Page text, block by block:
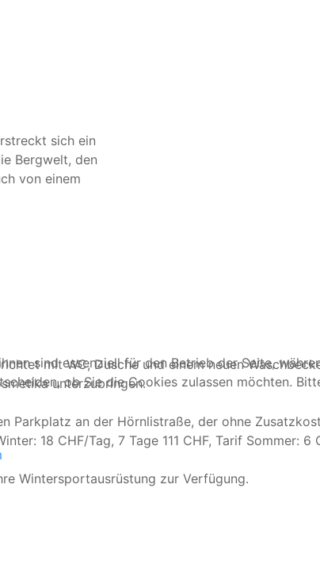
sich ein
Bergwelt, den
von einem
mit WC, Dusche und einem neuen
unterzubringen.
Parkplatz an der Hörnlistraße, der ohne
18 CHF/Tag, 7 Tage 111 CHF, Tarif Sommer: 6
Wintersportausrüstung zur Verfügung.
sind essenziell für den Betrieb der Seite,
ob Sie die Cookies zulassen möchten.